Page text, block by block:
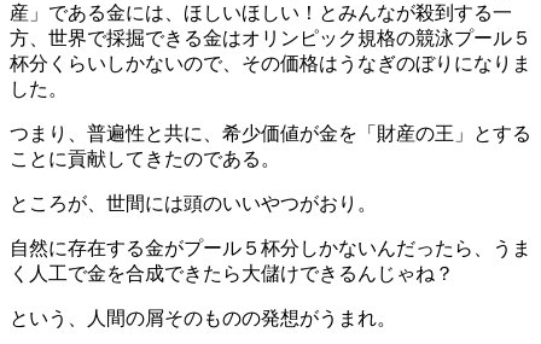
産」である金には、ほしいほしい！とみんなが殺到する一
方、世界で採掘できる金はオリンピック規格の競泳プール５
杯分くらいしかないので、その価格はうなぎのぼりになりま
した。
つまり、普遍性と共に、希少価値が金を「財産の王」とする
ことに貢献してきたのである。
ところが、世間には頭のいいやつがおり。
自然に存在する金がプール５杯分しかないんだったら、うま
く人工で金を合成できたら大儲けできるんじゃね？
という、人間の屑そのものの発想がうまれ。